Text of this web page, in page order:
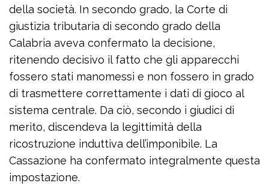
della società. In secondo grado, la Corte di
giustizia tributaria di secondo grado della
Calabria aveva confermato la decisione,
ritenendo decisivo il fatto che gli apparecchi
fossero stati manomessi e non fossero in grado
di trasmettere correttamente i dati di gioco al
sistema centrale. Da ciò, secondo i giudici di
merito, discendeva la legittimità della
ricostruzione induttiva dell’imponibile. La
Cassazione ha confermato integralmente questa
impostazione.